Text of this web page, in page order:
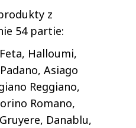
z
54 partie:
Halloumi,
Asiago
Reggiano,
Romano,
Danablu,